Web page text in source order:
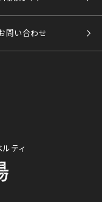
問い合わせ
ティ